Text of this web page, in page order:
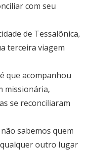
com seu
de Tessalônica,
terceira viagem
que acompanhou
missionária,
se reconciliaram
sabemos quem
outro lugar